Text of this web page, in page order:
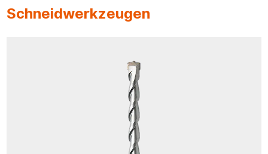
Schneidwerkzeugen